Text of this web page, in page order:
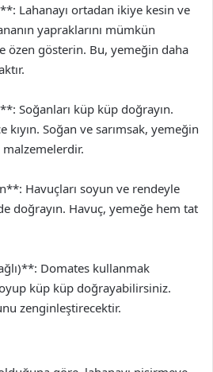
Lahanayı ortadan ikiye kesin ve
yapraklarını mümkün
özen gösterin. Bu, yemeğin daha
Soğanları küp küp doğrayın.
kıyın. Soğan ve sarımsak, yemeğin
malzemelerdir.
Havuçları soyun ve rendeyle
doğrayın. Havuç, yemeğe hem tat
Domates kullanmak
küp küp doğrayabilirsiniz.
zenginleştirecektir.